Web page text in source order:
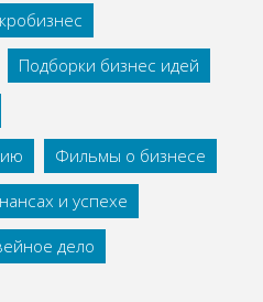
Подборки бизнес идей
Фильмы о бизнесе
и успехе
дело